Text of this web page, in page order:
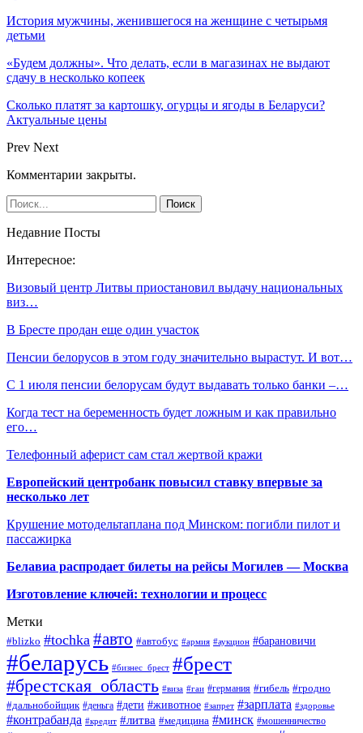
История мужчины, женившегося на женщине с четырьмя
детьми
«Будем должны». Что делать, если в магазинах не выдают
сдачу в несколько копеек
Сколько платят за картошку, огурцы и ягоды в Беларуси?
Актуальные цены
Prev Next
Комментарии закрыты.
Недавние Посты
Интересное:
Визовый центр Литвы приостановил выдачу национальных
виз…
В Бресте продан еще один участок
Пенсии белорусов в этом году значительно вырастут. И вот…
С 1 июля пенсии белорусам будут выдавать только банки –…
Когда тест на беременность будет ложным и как правильно
его…
Телефонный аферист сам стал жертвой кражи
Европейский центробанк повысил ставку впервые за
несколько лет
Крушение мотодельтаплана под Минском: погибли пилот и
пассажирка
Белавиа распродает билеты на рейсы Могилев — Москва
Изготовление ключей: технологии и процесс
Метки
#blizko #tochka #авто #автобус #армия #аукцион #барановичи
#беларусь #бизнес_брест #брест
#брестская_область #виза #гаи #германия #гибель #гродно
#дальнобойщик #деньга #дети #животное #запрет #зарплата #здоровье
#контрабанда #кредит #литва #медицина #минск #мошенничество